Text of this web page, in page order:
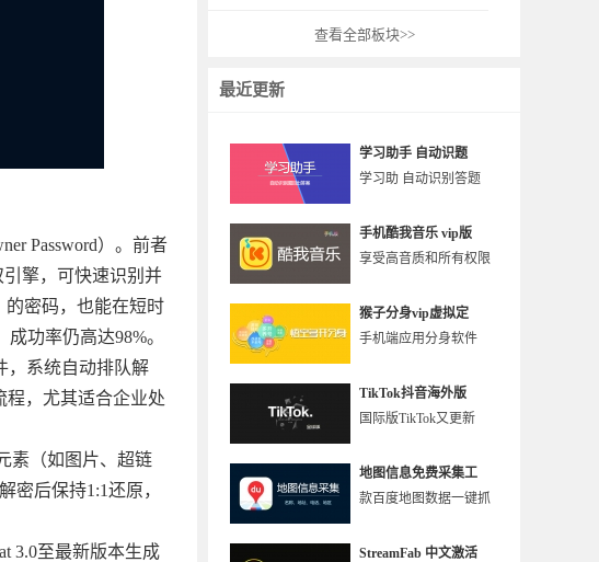
查看全部板块>>
最近更新
学习助手 自动识题
学习助 自动识别答题
手机酷我音乐 vip版
享受高音质和所有权限
猴子分身vip虚拟定
手机端应用分身软件
TikTok抖音海外版
国际版TikTok又更新
地图信息免费采集工
款百度地图数据一键抓
StreamFab 中文激活
Password）。前者
擎，可快速识别并
的密码，也能在短时
功率仍高达98%。
，系统自动排队解
程，尤其适合企业处
素（如图片、超链
密后保持1:1还原，
3.0至最新版本生成